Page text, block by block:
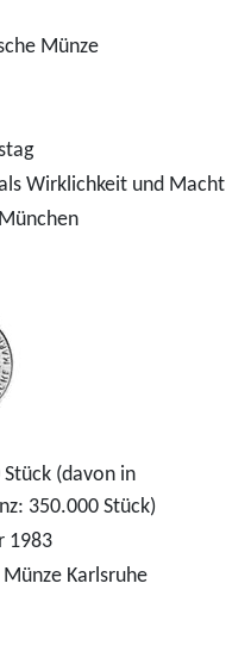
Münze
Wirklichkeit und Macht
(davon in
350.000 Stück)
1983
Karlsruhe